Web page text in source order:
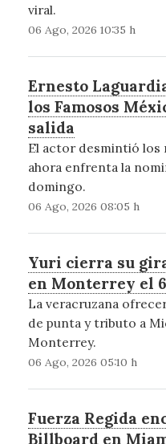
viral.
06 Ago, 2026 10:35 h
Ernesto
los Famosos
salida
El actor desmintió los
ahora enfrenta la
domingo.
06 Ago, 2026 08:05 h
Yuri cierra su
en Monterrey el
La veracruzana
de punta y tributo a
Monterrey.
06 Ago, 2026 05:10 h
Fuerza Regida
Billboard en